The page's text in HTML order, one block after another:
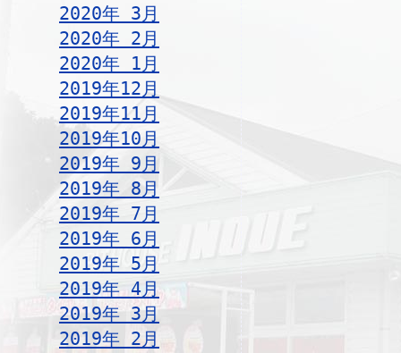
2020年 3月
2020年 2月
2020年 1月
2019年12月
2019年11月
2019年10月
2019年 9月
2019年 8月
2019年 7月
2019年 6月
2019年 5月
2019年 4月
2019年 3月
2019年 2月